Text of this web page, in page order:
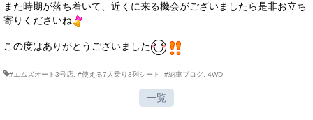
また時期が落ち着いて、近くに来る機会がございましたら是非お立ち
寄りくださいね
この度はありがとうございました
#エムズオート3号店 #使える7人乗り3列シート #納車ブログ 4WD
一覧